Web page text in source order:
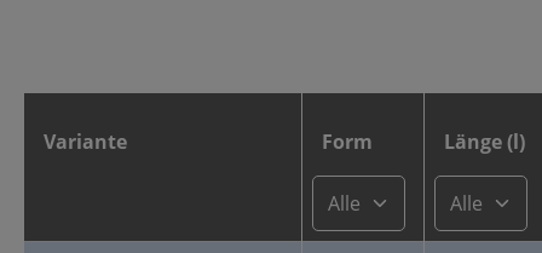
Variante Form Länge (l)